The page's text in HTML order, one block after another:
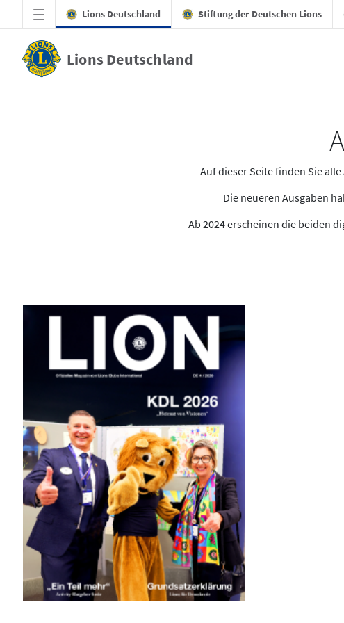
Zum Hauptinhalt springen
Lions Deutschland Stiftung der Deutschen Lions
Lions Deutschland
Auf dieser Seite finden Sie
Die neueren Ausgaben
Ab 2024 erscheinen die beiden